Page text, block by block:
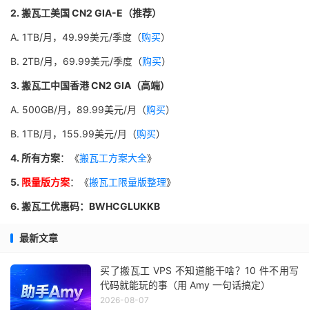
2. 搬瓦工美国 CN2 GIA-E（推荐）
A. 1TB/月，49.99美元/季度（购买）
B. 2TB/月，69.99美元/季度（购买）
3. 搬瓦工中国香港 CN2 GIA（高端）
A. 500GB/月，89.99美元/月（购买）
B. 1TB/月，155.99美元/月（购买）
4. 所有方案：《搬瓦工方案大全》
5. 限量版方案：《搬瓦工限量版整理》
6. 搬瓦工优惠码：BWHCGLUKKB
最新文章
买了搬瓦工 VPS 不知道能干啥？10 件不用写
代码就能玩的事（用 Amy 一句话搞定）
2026-08-07